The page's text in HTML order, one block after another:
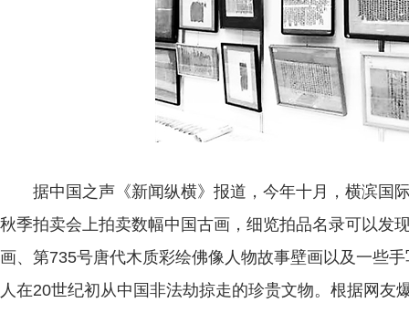
据中国之声《新闻纵横》报道，今年十月，横滨国
秋季拍卖会上拍卖数幅中国古画，细览拍品名录可以发
画、第735号唐代木质彩绘佛像人物故事壁画以及一些
人在20世纪初从中国非法劫掠走的珍贵文物。根据网友